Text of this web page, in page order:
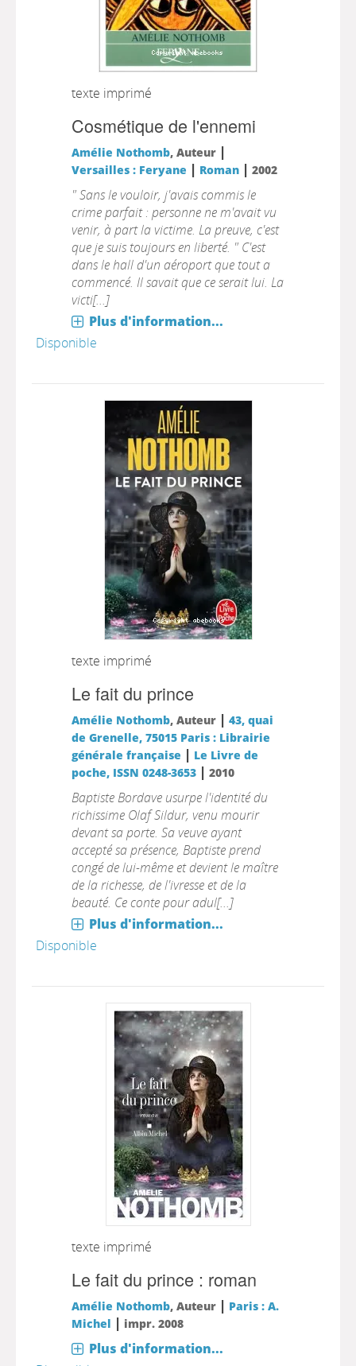
texte imprimé
Cosmétique de l'ennemi
Amélie Nothomb, Auteur |
Versailles : Feryane | Roman| 2002
" Sans le vouloir, j'avais commis le
crime parfait : personne ne m'avait vu
venir, à part la victime. La preuve, c'est
que je suis toujours en liberté. " C'est
dans le hall d'un aéroport que tout a
commencé. Il savait que ce serait lui. La
victi[...]
Plus d'information...
Disponible
texte imprimé
Le fait du prince
Amélie Nothomb, Auteur | 43, quai
de Grenelle, 75015 Paris : Librairie
générale française | Le Livre de
poche, ISSN 0248-3653| 2010
Baptiste Bordave usurpe l'identité du
richissime Olaf Sildur, venu mourir
devant sa porte. Sa veuve ayant
accepté sa présence, Baptiste prend
congé de lui-même et devient le maître
de la richesse, de l'ivresse et de la
beauté. Ce conte pour adul[...]
Plus d'information...
Disponible
texte imprimé
Le fait du prince : roman
Amélie Nothomb, Auteur | Paris : A.
Michel | impr. 2008
Plus d'information...